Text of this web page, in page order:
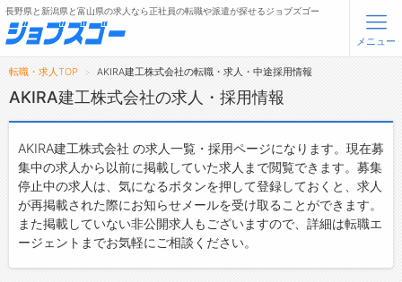
無料会員登録 ログイン
メニュー
トップ
詳細情報で求人を探す
転職支援サービスについて
長野県と新潟県と富山県の求人なら正社員の転職や派遣が探せるジョブズゴー
メニュー
転職・求人TOP AKIRA建工株式会社の転職・求人・中途採用情報
AKIRA建工株式会社の求人・採用情報
AKIRA建工株式会社 の求人一覧・採用ページになります。現在募
集中の求人から以前に掲載していた求人まで閲覧できます。募集
停止中の求人は、気になるボタンを押して登録しておくと、求人
が再掲載された際にお知らせメールを受け取ることができます。
また掲載していない非公開求人もございますので、詳細は転職エ
ージェントまでお気軽にご相談ください。